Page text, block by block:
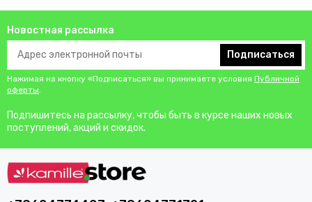
Новостная рассылка
Подписаться
Нажимая на кнопку «Подписаться» вы принимаете условия Публичной
оферты.
Подпишитесь на рассылку, чтобы быть в курсе наших новых
поступлений, акций и скидок.